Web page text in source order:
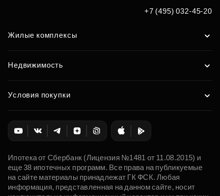
+7 (495) 032-45-20
Жилые комплексы
Недвижимость
Условия покупки
Ипотека от Сбербанк (Лицензия №1481 от 11.08.2015) и
еще 38 ипотечных программ. Все права на публикуемые
на сайте материалы принадлежат ГК ФСК. Любая
информация, представленная на данном сайте, носит